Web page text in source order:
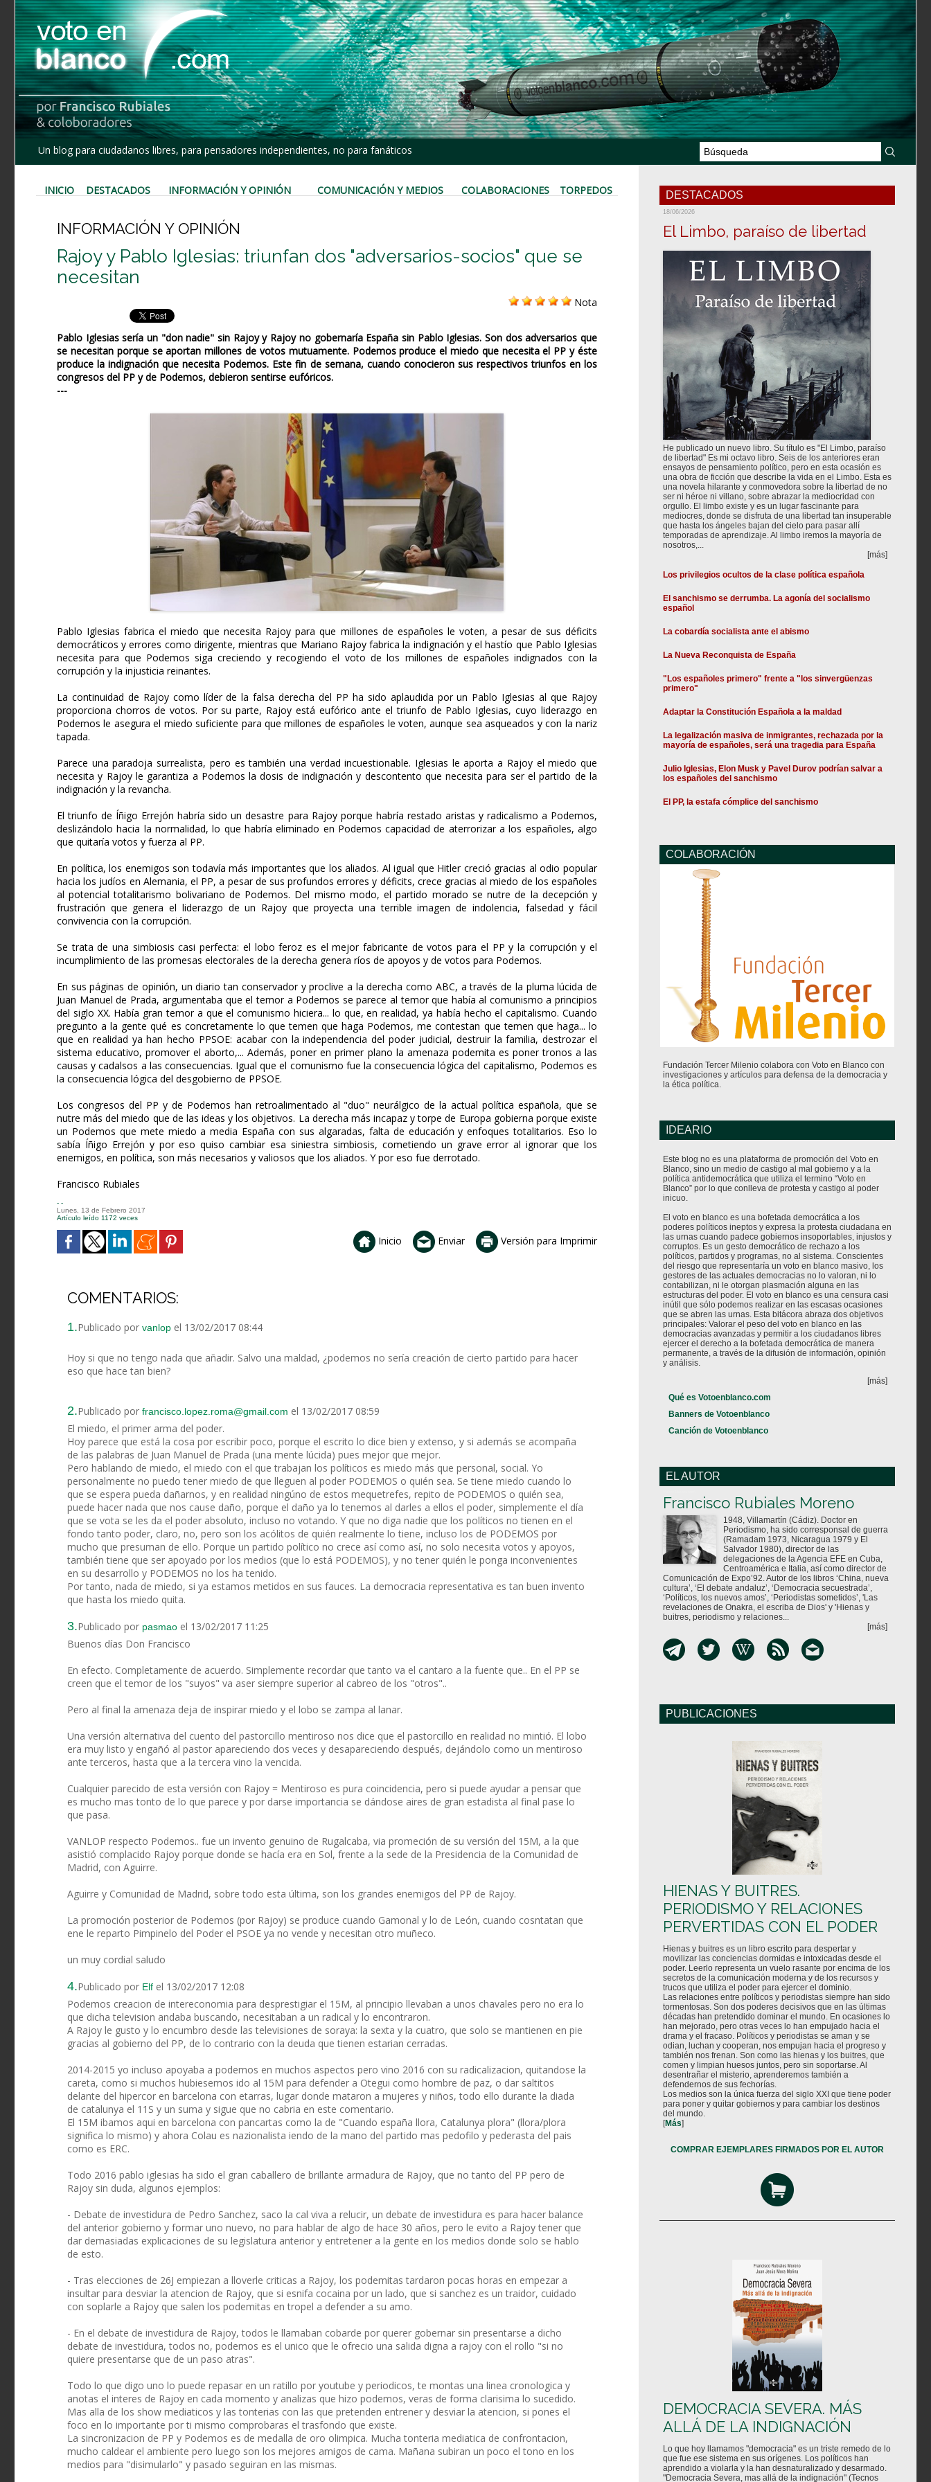
Un blog para ciudadanos libres, para pensadores independientes, no para fanáticos
INICIO DESTACADOS INFORMACIÓN Y OPINIÓN COMUNICACIÓN Y MEDIOS COLABORACIONES TORPEDOS
INFORMACIÓN Y OPINIÓN
Rajoy y Pablo Iglesias: triunfan dos "adversarios-socios" que se
necesitan
Nota
Pablo Iglesias sería un "don nadie" sin Rajoy y Rajoy no gobernaría España sin Pablo Iglesias. Son dos adversarios que
se necesitan porque se aportan millones de votos mutuamente. Podemos produce el miedo que necesita el PP y éste
produce la indignación que necesita Podemos. Este fin de semana, cuando conocieron sus respectivos triunfos en los
congresos del PP y de Podemos, debieron sentirse eufóricos.
---
Pablo Iglesias fabrica el miedo que necesita Rajoy para que millones de españoles le voten, a pesar de sus déficits
democráticos y errores como dirigente, mientras que Mariano Rajoy fabrica la indignación y el hastío que Pablo Iglesias
necesita para que Podemos siga creciendo y recogiendo el voto de los millones de españoles indignados con la
corrupción y la injusticia reinantes.
La continuidad de Rajoy como líder de la falsa derecha del PP ha sido aplaudida por un Pablo Iglesias al que Rajoy
proporciona chorros de votos. Por su parte, Rajoy está eufórico ante el triunfo de Pablo Iglesias, cuyo liderazgo en
Podemos le asegura el miedo suficiente para que millones de españoles le voten, aunque sea asqueados y con la nariz
tapada.
Parece una paradoja surrealista, pero es también una verdad incuestionable. Iglesias le aporta a Rajoy el miedo que
necesita y Rajoy le garantiza a Podemos la dosis de indignación y descontento que necesita para ser el partido de la
indignación y la revancha.
El triunfo de Íñigo Errejón habría sido un desastre para Rajoy porque habría restado aristas y radicalismo a Podemos,
deslizándolo hacia la normalidad, lo que habría eliminado en Podemos capacidad de aterrorizar a los españoles, algo
que quitaría votos y fuerza al PP.
En política, los enemigos son todavía más importantes que los aliados. Al igual que Hitler creció gracias al odio popular
hacia los judíos en Alemania, el PP, a pesar de sus profundos errores y déficits, crece gracias al miedo de los españoles
al potencial totalitarismo bolivariano de Podemos. Del mismo modo, el partido morado se nutre de la decepción y
frustración que genera el liderazgo de un Rajoy que proyecta una terrible imagen de indolencia, falsedad y fácil
convivencia con la corrupción.
Se trata de una simbiosis casi perfecta: el lobo feroz es el mejor fabricante de votos para el PP y la corrupción y el
incumplimiento de las promesas electorales de la derecha genera ríos de apoyos y de votos para Podemos.
En sus páginas de opinión, un diario tan conservador y proclive a la derecha como ABC, a través de la pluma lúcida de
Juan Manuel de Prada, argumentaba que el temor a Podemos se parece al temor que había al comunismo a principios
del siglo XX. Había gran temor a que el comunismo hiciera... lo que, en realidad, ya había hecho el capitalismo. Cuando
pregunto a la gente qué es concretamente lo que temen que haga Podemos, me contestan que temen que haga... lo
que en realidad ya han hecho PPSOE: acabar con la independencia del poder judicial, destruir la familia, destrozar el
sistema educativo, promover el aborto,... Además, poner en primer plano la amenaza podemita es poner tronos a las
causas y cadalsos a las consecuencias. Igual que el comunismo fue la consecuencia lógica del capitalismo, Podemos es
la consecuencia lógica del desgobierno de PPSOE.
Los congresos del PP y de Podemos han retroalimentado al "duo" neurálgico de la actual política española, que se
nutre más del miedo que de las ideas y los objetivos. La derecha más incapaz y torpe de Europa gobierna porque existe
un Podemos que mete miedo a media España con sus algaradas, falta de educación y enfoques totalitarios. Eso lo
sabía Íñigo Errejón y por eso quiso cambiar esa siniestra simbiosis, cometiendo un grave error al ignorar que los
enemigos, en política, son más necesarios y valiosos que los aliados. Y por eso fue derrotado.
Francisco Rubiales
- -
Lunes, 13 de Febrero 2017
Artículo leído 1172 veces
Inicio Enviar Versión para Imprimir
COMENTARIOS:
1.Publicado por vanlop el 13/02/2017 08:44
Hoy si que no tengo nada que añadir. Salvo una maldad, ¿podemos no sería creación de cierto partido para hacer
eso que hace tan bien?
2.Publicado por francisco.lopez.roma@gmail.com el 13/02/2017 08:59
El miedo, el primer arma del poder.
Hoy parece que está la cosa por escribir poco, porque el escrito lo dice bien y extenso, y si además se acompaña
de las palabras de Juan Manuel de Prada (una mente lúcida) pues mejor que mejor.
Pero hablando de miedo, el miedo con el que trabajan los políticos es miedo más que personal, social. Yo
personalmente no puedo tener miedo de que lleguen al poder PODEMOS o quién sea. Se tiene miedo cuando lo
que se espera pueda dañarnos, y en realidad ningúno de estos mequetrefes, repito de PODEMOS o quién sea,
puede hacer nada que nos cause daño, porque el daño ya lo tenemos al darles a ellos el poder, simplemente el día
que se vota se les da el poder absoluto, incluso no votando. Y que no diga nadie que los políticos no tienen en el
fondo tanto poder, claro, no, pero son los acólitos de quién realmente lo tiene, incluso los de PODEMOS por
mucho que presuman de ello. Porque un partido político no crece así como así, no solo necesita votos y apoyos,
también tiene que ser apoyado por los medios (que lo está PODEMOS), y no tener quién le ponga inconvenientes
en su desarrollo y PODEMOS no los ha tenido.
Por tanto, nada de miedo, si ya estamos metidos en sus fauces. La democracia representativa es tan buen invento
que hasta los miedo quita.
3.Publicado por pasmao el 13/02/2017 11:25
Buenos días Don Francisco
En efecto. Completamente de acuerdo. Simplemente recordar que tanto va el cantaro a la fuente que.. En el PP se
creen que el temor de los "suyos" va aser siempre superior al cabreo de los "otros"..
Pero al final la amenaza deja de inspirar miedo y el lobo se zampa al lanar.
Una versión alternativa del cuento del pastorcillo mentiroso nos dice que el pastorcillo en realidad no mintió. El lobo
era muy listo y engañó al pastor apareciendo dos veces y desapareciendo después, dejándolo como un mentiroso
ante terceros, hasta que a la tercera vino la vencida.
Cualquier parecido de esta versión con Rajoy = Mentiroso es pura coincidencia, pero si puede ayudar a pensar que
es mucho mas tonto de lo que parece y por darse importancia se dándose aires de gran estadista al final pase lo
que pasa.
VANLOP respecto Podemos.. fue un invento genuino de Rugalcaba, via promeción de su versión del 15M, a la que
asistió complacido Rajoy porque donde se hacía era en Sol, frente a la sede de la Presidencia de la Comunidad de
Madrid, con Aguirre.
Aguirre y Comunidad de Madrid, sobre todo esta última, son los grandes enemigos del PP de Rajoy.
La promoción posterior de Podemos (por Rajoy) se produce cuando Gamonal y lo de León, cuando cosntatan que
ene le reparto Pimpinelo del Poder el PSOE ya no vende y necesitan otro muñeco.
un muy cordial saludo
4.Publicado por Elf el 13/02/2017 12:08
Podemos creacion de intereconomia para desprestigiar el 15M, al principio llevaban a unos chavales pero no era lo
que dicha television andaba buscando, necesitaban a un radical y lo encontraron.
A Rajoy le gusto y lo encumbro desde las televisiones de soraya: la sexta y la cuatro, que solo se mantienen en pie
gracias al gobierno del PP, de lo contrario con la deuda que tienen estarian cerradas.
2014-2015 yo incluso apoyaba a podemos en muchos aspectos pero vino 2016 con su radicalizacion, quitandose la
careta, como si muchos hubiesemos ido al 15M para defender a Otegui como hombre de paz, o dar saltitos
delante del hipercor en barcelona con etarras, lugar donde mataron a mujeres y niños, todo ello durante la diada
de catalunya el 11S y un suma y sigue que no cabria en este comentario.
El 15M ibamos aqui en barcelona con pancartas como la de "Cuando españa llora, Catalunya plora" (llora/plora
significa lo mismo) y ahora Colau es nazionalista iendo de la mano del partido mas pedofilo y pederasta del pais
como es ERC.
Todo 2016 pablo iglesias ha sido el gran caballero de brillante armadura de Rajoy, que no tanto del PP pero de
Rajoy sin duda, algunos ejemplos:
- Debate de investidura de Pedro Sanchez, saco la cal viva a relucir, un debate de investidura es para hacer balance
del anterior gobierno y formar uno nuevo, no para hablar de algo de hace 30 años, pero le evito a Rajoy tener que
dar demasiadas explicaciones de su legislatura anterior y entretener a la gente en los medios donde solo se hablo
de esto.
- Tras elecciones de 26J empiezan a lloverle criticas a Rajoy, los podemitas tardaron pocas horas en empezar a
insultar para desviar la atencion de Rajoy, que si esnifa cocaina por un lado, que si sanchez es un traidor, cuidado
con soplarle a Rajoy que salen los podemitas en tropel a defender a su amo.
- En el debate de investidura de Rajoy, todos le llamaban cobarde por querer gobernar sin presentarse a dicho
debate de investidura, todos no, podemos es el unico que le ofrecio una salida digna a rajoy con el rollo "si no
quiere presentarse que de un paso atras".
Todo lo que digo uno lo puede repasar en un ratillo por youtube y periodicos, te montas una linea cronologica y
anotas el interes de Rajoy en cada momento y analizas que hizo podemos, veras de forma clarisima lo sucedido.
Mas alla de los show mediaticos y las tonterias con las que pretenden entrener y desviar la atencion, si pones el
foco en lo importante por ti mismo comprobaras el trasfondo que existe.
La sincronizacion de PP y Podemos es de medalla de oro olimpica. Mucha tonteria mediatica de confrontacion,
mucho caldear el ambiente pero luego son los mejores amigos de cama. Mañana subiran un poco el tono en los
medios para "disimularlo" y pasado seguiran en las mismas.
DESTACADOS
18/06/2026
El Limbo, paraíso de libertad
He publicado un nuevo libro. Su título es "El Limbo, paraíso
de libertad" Es mi octavo libro. Seis de los anteriores eran
ensayos de pensamiento político, pero en esta ocasión es
una obra de ficción que describe la vida en el Limbo. Esta es
una novela hilarante y conmovedora sobre la libertad de no
ser ni héroe ni villano, sobre abrazar la mediocridad con
orgullo. El limbo existe y es un lugar fascinante para
mediocres, donde se disfruta de una libertad tan insuperable
que hasta los ángeles bajan del cielo para pasar allí
temporadas de aprendizaje. Al limbo iremos la mayoría de
nosotros,...
[más]
Los privilegios ocultos de la clase política española
El sanchismo se derrumba. La agonía del socialismo
español
La cobardía socialista ante el abismo
La Nueva Reconquista de España
"Los españoles primero" frente a "los sinvergüenzas
primero"
Adaptar la Constitución Española a la maldad
La legalización masiva de inmigrantes, rechazada por la
mayoría de españoles, será una tragedia para España
Julio Iglesias, Elon Musk y Pavel Durov podrían salvar a
los españoles del sanchismo
El PP, la estafa cómplice del sanchismo
COLABORACIÓN
Fundación Tercer Milenio colabora con Voto en Blanco con
investigaciones y artículos para defensa de la democracia y
la ética política.
IDEARIO
Este blog no es una plataforma de promoción del Voto en
Blanco, sino un medio de castigo al mal gobierno y a la
política antidemocrática que utiliza el termino “Voto en
Blanco” por lo que conlleva de protesta y castigo al poder
inicuo.
El voto en blanco es una bofetada democrática a los
poderes políticos ineptos y expresa la protesta ciudadana en
las urnas cuando padece gobiernos insoportables, injustos y
corruptos. Es un gesto democrático de rechazo a los
políticos, partidos y programas, no al sistema. Conscientes
del riesgo que representaría un voto en blanco masivo, los
gestores de las actuales democracias no lo valoran, ni lo
contabilizan, ni le otorgan plasmación alguna en las
estructuras del poder. El voto en blanco es una censura casi
inútil que sólo podemos realizar en las escasas ocasiones
que se abren las urnas. Esta bitácora abraza dos objetivos
principales: Valorar el peso del voto en blanco en las
democracias avanzadas y permitir a los ciudadanos libres
ejercer el derecho a la bofetada democrática de manera
permanente, a través de la difusión de información, opinión
y análisis.
[más]
Qué es Votoenblanco.com
Banners de Votoenblanco
Canción de Votoenblanco
EL AUTOR
Francisco Rubiales Moreno
1948, Villamartín (Cádiz). Doctor en
Periodismo, ha sido corresponsal de guerra
(Ramadam 1973, Nicaragua 1979 y El
Salvador 1980), director de las
delegaciones de la Agencia EFE en Cuba,
Centroamérica e Italia, así como director de
Comunicación de Expo’92. Autor de los libros ‘China, nueva
cultura’, ‘El debate andaluz’, ‘Democracia secuestrada’,
‘Políticos, los nuevos amos’, ‘Periodistas sometidos’, 'Las
revelaciones de Onakra, el escriba de Dios' y 'Hienas y
buitres, periodismo y relaciones...
[más]
PUBLICACIONES
HIENAS Y BUITRES.
PERIODISMO Y RELACIONES
PERVERTIDAS CON EL PODER
Hienas y buitres es un libro escrito para despertar y
movilizar las conciencias dormidas e intoxicadas desde el
poder. Leerlo representa un vuelo rasante por encima de los
secretos de la comunicación moderna y de los recursos y
trucos que utiliza el poder para ejercer el dominio.
Las relaciones entre políticos y periodistas siempre han sido
tormentosas. Son dos poderes decisivos que en las últimas
décadas han pretendido dominar el mundo. En ocasiones lo
han mejorado, pero otras veces lo han empujado hacia el
drama y el fracaso. Políticos y periodistas se aman y se
odian, luchan y cooperan, nos empujan hacia el progreso y
también nos frenan. Son como las hienas y los buitres, que
comen y limpian huesos juntos, pero sin soportarse. Al
desentrañar el misterio, aprenderemos también a
defendernos de sus fechorías.
Los medios son la única fuerza del siglo XXI que tiene poder
para poner y quitar gobiernos y para cambiar los destinos
del mundo.
[Más]
COMPRAR EJEMPLARES FIRMADOS POR EL AUTOR
DEMOCRACIA SEVERA. MÁS
ALLÁ DE LA INDIGNACIÓN
Lo que hoy llamamos "democracia" es un triste remedo de lo
que fue ese sistema en sus orígenes. Los políticos han
aprendido a violarla y la han desnaturalizado y desarmado.
"Democracia Severa, mas allá de la indignación" (Tecnos